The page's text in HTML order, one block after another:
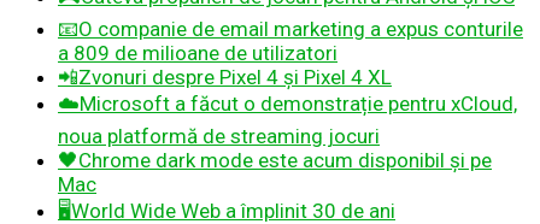
📧O companie de email marketing a expus conturile
a 809 de milioane de utilizatori
📲Zvonuri despre Pixel 4 și Pixel 4 XL
☁️Microsoft a făcut o demonstrație pentru xCloud,
noua platformă de streaming jocuri
🖤Chrome dark mode este acum disponibil și pe
Mac
🖥️World Wide Web a împlinit 30 de ani